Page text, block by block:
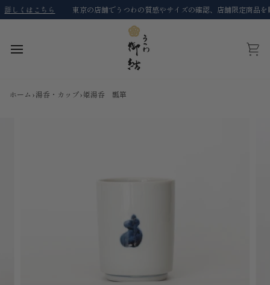
コ
ン
くはこちら 東京の店舗でうつわの質感やサイズの確認、店舗限定商品を購
カ
ホーム ›湯呑・カップ›姫湯呑 瓢箪